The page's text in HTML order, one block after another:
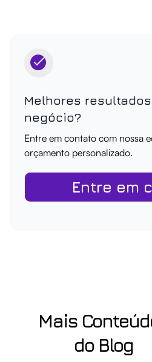
Melhores
negócio?
Entre em contato com nossa
orçamento personalizado.
Entre em
Mais
do Blog